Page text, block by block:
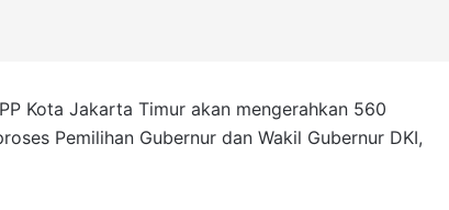
Kota Jakarta Timur akan mengerahkan 560
Pemilihan Gubernur dan Wakil Gubernur DKI,